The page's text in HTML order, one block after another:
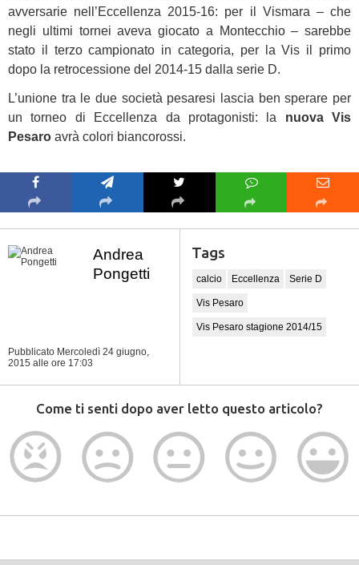
avversarie nell’Eccellenza 2015-16: per il Vismara – che
negli ultimi tornei aveva giocato a Montecchio – sarebbe
stato il terzo campionato in categoria, per la Vis il primo
dopo la retrocessione del 2014-15 dalla serie D.
L’unione tra le due società pesaresi lascia ben sperare per
un torneo di Eccellenza da protagonisti: la nuova Vis
Pesaro avrà colori biancorossi.
Andrea
Pongetti
Pubblicato Mercoledì 24 giugno,
2015 alle ore 17:03
Tags
calcio Eccellenza Serie D
Vis Pesaro
Vis Pesaro stagione 2014/15
Come ti senti dopo aver letto questo articolo?